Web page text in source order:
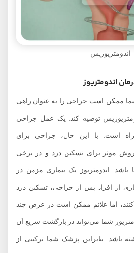
است جراحی را به عنوان راهی
توصیه کند. یک عمل جراحی
با این حال، جراحی برای
موثر برای تسکین درد و در برخی
اندومتریوز یک بیماری مزمن در
افراد پس از جراحی، تسکین درد
اما علائم ممکن است در عرض چند
شما می‌تواند در بازگشت سریع آن
بنابراین پزشک شما ترکیبی از